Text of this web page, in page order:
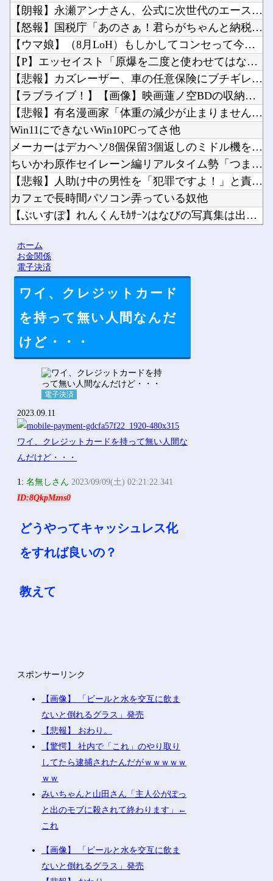
【朗報】永瀬アンナさん、公式に次世代のエースとして認められる...
【怒報】国税庁「あのさぁ！君らがちゃんと納税してくれないとこ...
【ウマ娘】（8月LoH）もしかしてコンセって今回は微妙スキル...
【P】エッセイスト「原爆を二度と使わせてはならない」→リプ「...
【悲報】カズレーザー、車の任意保険にブチギレてしまう！！！！...
【ラブライブ！】【画像】映画蓮ノ空BDの収納ケースイラスト他
【悲報】有名漫画家「体重の減少が止まりません」→ファンから心...
Win11にできないWin10PCってさ他
メーカーはデカヘソ8個保留3個返しのミドル機を出せよ！！！！...
ちいかわ原作セイレーン編リアルタイム勢「つまんねえ」「ゴミ」...
【悲報】人助け中の男性を「犯罪ですよ！」と責めた女性、警察が...
カフェで長時間パソコン弄っている奴他
【ぶいすぽ】れんくんﾓｶｻｰﾝはなびの写真集は出ない他
Powered by livedoor 相互RSS
ホーム
お金関係
電子決済
ワイ、クレジットカード
を持って無い人間なんだ
けど・・・
電子決済
2023.09.11
1:名無しさん 2023/09/09(土) 02:21:22.341
ID:8QkpMzns0
どうやってキャッシュレス化
をすれば良いの？
教えて
スポンサーリンク
【画像】 「ビールと水を交互に飲ま
ないと倒れるグラス」発売
【悲報】 おわり。
【驚愕】 社内で「これ」のやり取り
してたら逮捕されたんだがｗｗｗｗｗ
ｗｗ
みいちゃんと山田さん「主人公がぽっ
と出のモブに殺されて終わります」←
これ
【画像】 「ビールと水を交互に飲ま
ないと倒れるグラス」発売